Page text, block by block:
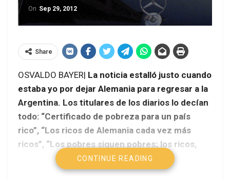
On Sep 29, 2012
Share
OSVALDO BAYER| La noticia estalló justo cuando
estaba yo por dejar Alemania para regresar a la
Argentina. Los titulares de los diarios lo decían
todo: “Certificado de pobreza para un país
rico”, “Los ricos de Alemania cada vez más
ricos”, “Los pobres siguen pobres; los ricos,
más ricos”. Y los que titularon así no son diarios
de izquierda, no. Dos de ellos son de tendencia
CONTINUE READING